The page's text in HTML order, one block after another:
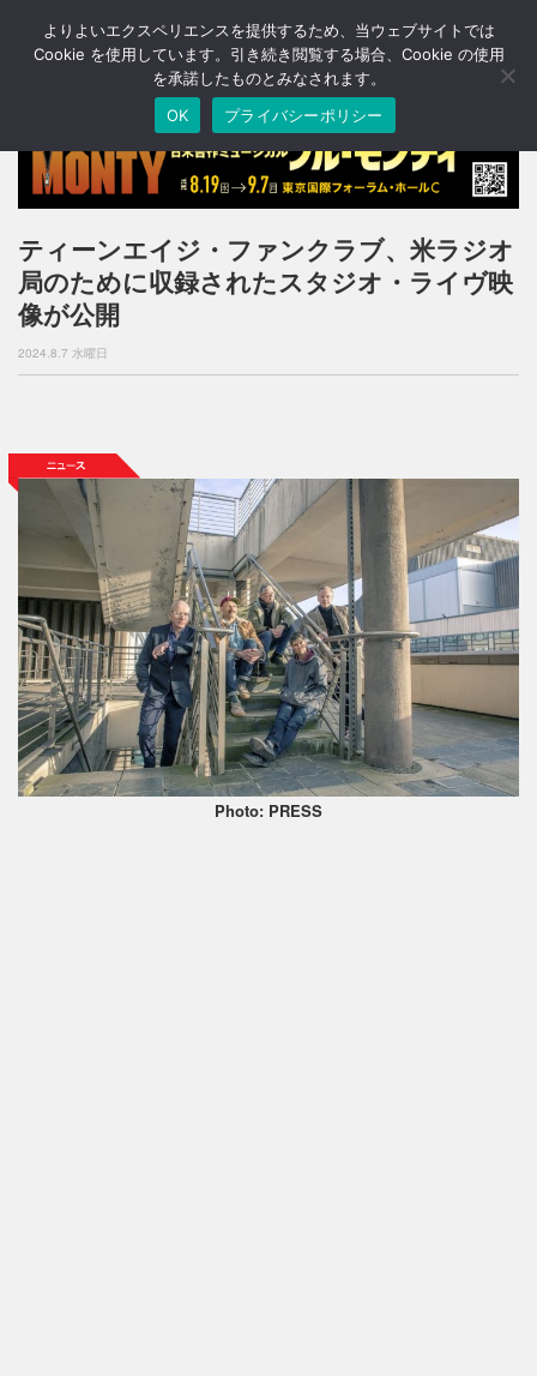
T
o
n
a
v
g
a
n
ティーンエイジ・ファンクラブ、米ラジオ
局のために収録されたスタジオ・ライヴ映
像が公開
2024.8.7 水曜日
Photo: PRESS
よりよいエクスペリエンスを提供するため、当ウェブサイトでは
Cookie を使用しています。引き続き閲覧する場合、Cookie の使用
を承諾したものとみなされます。
OK
プライバシーポリシー